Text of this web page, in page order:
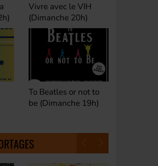
Club M's le Mix by
David (Lundi, jeudi et
samedi 23h)
Fan de Funk (Samedi
21h)